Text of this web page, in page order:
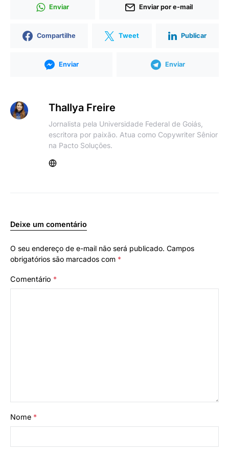
Enviar Enviar por e-mail
Compartilhe Tweet Publicar
Enviar Enviar
Thallya Freire
Jornalista pela Universidade Federal de Goiás,
escritora por paixão. Atua como Copywriter Sênior
na Pacto Soluções.
Deixe um comentário
O seu endereço de e-mail não será publicado. Campos
obrigatórios são marcados com *
Comentário *
Nome *